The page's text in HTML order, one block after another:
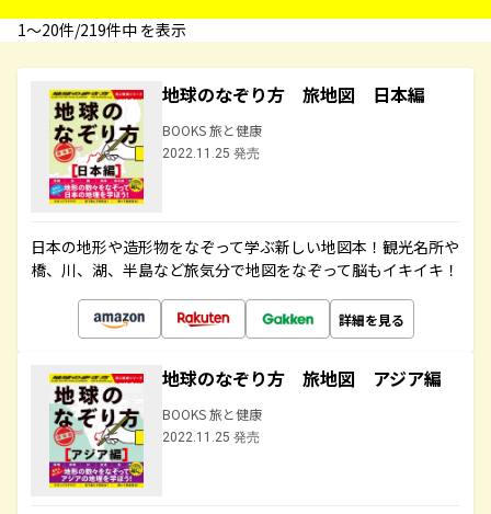
1〜20件/219件中 を表示
地球のなぞり方 旅地図 日本編
BOOKS 旅と健康
2022.11.25 発売
日本の地形や造形物をなぞって学ぶ新しい地図本！観光名所や
橋、川、湖、半島など旅気分で地図をなぞって脳もイキイキ！
詳細を見る
地球のなぞり方 旅地図 アジア編
BOOKS 旅と健康
2022.11.25 発売